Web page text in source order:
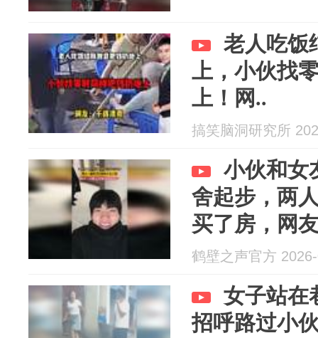
老人吃饭
上，小伙找
上！网..
搞笑脑洞研究所
小伙和女
舍起步，两
买了房，网
的样子
鹤壁之声官方
女子站在
招呼路过小